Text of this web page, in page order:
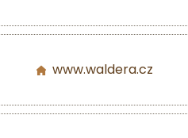
www.waldera.cz